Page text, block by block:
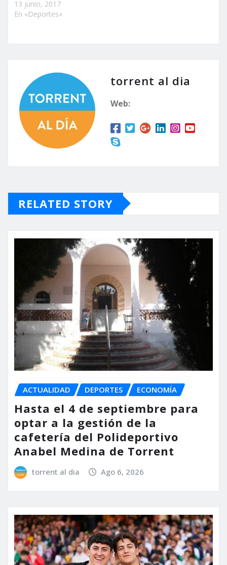
13 junio, 2017
En «Deportes»
torrent al dia
Web:
RELATED STORY
ACTUALIDAD DEPORTES ECONOMÍA
Hasta el 4 de septiembre para
optar a la gestión de la
cafetería del Polideportivo
Anabel Medina de Torrent
torrent al dia Ago 6, 2026